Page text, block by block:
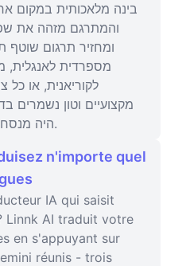
בינה מלאכותית במקום
והמתרגם מזהה את
ומחזיר תרגום שוטף
מספרדית לאנגלית,
לקוריאנית, או כל
מקצועיים וטון נשמרים
היה מנסח אותם - ולא מילה במילה.
n'importe quel
IA qui saisit
Linnk AI traduit votre
en s'appuyant sur
réunis - trois